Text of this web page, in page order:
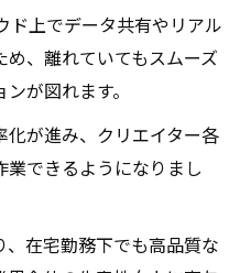
ド上でデータ共有やリアル
、離れていてもスムーズ
が図れます。
が進み、クリエイター各
できるようになりまし
在宅勤務下でも高品質な